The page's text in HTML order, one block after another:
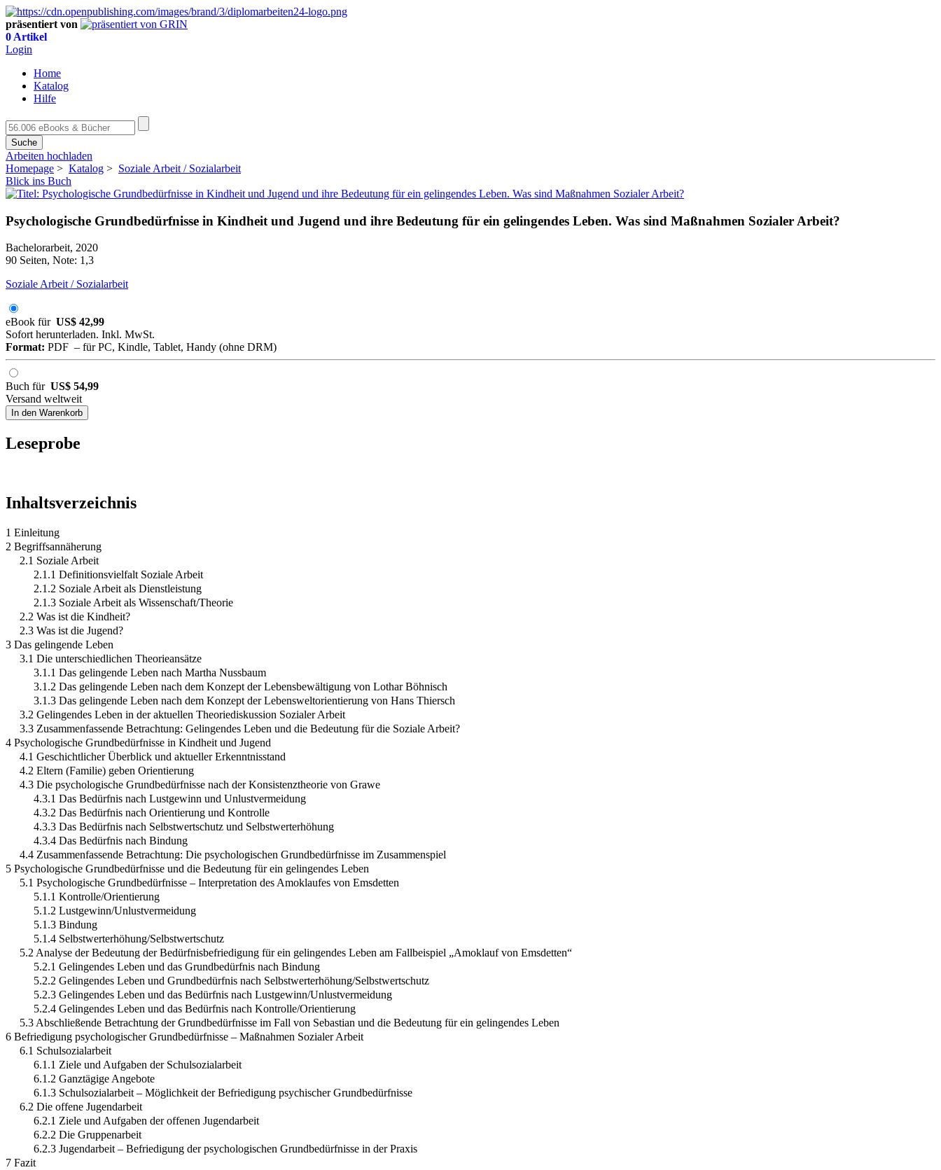
präsentiert von
0 Artikel
Login
Home
Katalog
Hilfe
Suche
Arbeiten hochladen
Homepage > Katalog > Soziale Arbeit / Sozialarbeit
Blick ins Buch
Psychologische Grundbedürfnisse in Kindheit und Jugend und ihre Bedeutung für ein gelingendes Leben. Was sind Maßnahmen Sozialer Arbeit?
Bachelorarbeit, 2020
90 Seiten, Note: 1,3
Soziale Arbeit / Sozialarbeit
eBook für US$ 42,99
Sofort herunterladen. Inkl. MwSt.
Format: PDF – für PC, Kindle, Tablet, Handy (ohne DRM)
Buch für US$ 54,99
Versand weltweit
In den Warenkorb
Leseprobe
Inhaltsverzeichnis
1 Einleitung
2 Begriffsannäherung
2.1 Soziale Arbeit
2.1.1 Definitionsvielfalt Soziale Arbeit
2.1.2 Soziale Arbeit als Dienstleistung
2.1.3 Soziale Arbeit als Wissenschaft/Theorie
2.2 Was ist die Kindheit?
2.3 Was ist die Jugend?
3 Das gelingende Leben
3.1 Die unterschiedlichen Theorieansätze
3.1.1 Das gelingende Leben nach Martha Nussbaum
3.1.2 Das gelingende Leben nach dem Konzept der Lebensbewältigung von Lothar Böhnisch
3.1.3 Das gelingende Leben nach dem Konzept der Lebensweltorientierung von Hans Thiersch
3.2 Gelingendes Leben in der aktuellen Theoriediskussion Sozialer Arbeit
3.3 Zusammenfassende Betrachtung: Gelingendes Leben und die Bedeutung für die Soziale Arbeit?
4 Psychologische Grundbedürfnisse in Kindheit und Jugend
4.1 Geschichtlicher Überblick und aktueller Erkenntnisstand
4.2 Eltern (Familie) geben Orientierung
4.3 Die psychologische Grundbedürfnisse nach der Konsistenztheorie von Grawe
4.3.1 Das Bedürfnis nach Lustgewinn und Unlustvermeidung
4.3.2 Das Bedürfnis nach Orientierung und Kontrolle
4.3.3 Das Bedürfnis nach Selbstwertschutz und Selbstwerterhöhung
4.3.4 Das Bedürfnis nach Bindung
4.4 Zusammenfassende Betrachtung: Die psychologischen Grundbedürfnisse im Zusammenspiel
5 Psychologische Grundbedürfnisse und die Bedeutung für ein gelingendes Leben
5.1 Psychologische Grundbedürfnisse – Interpretation des Amoklaufes von Emsdetten
5.1.1 Kontrolle/Orientierung
5.1.2 Lustgewinn/Unlustvermeidung
5.1.3 Bindung
5.1.4 Selbstwerterhöhung/Selbstwertschutz
5.2 Analyse der Bedeutung der Bedürfnisbefriedigung für ein gelingendes Leben am Fallbeispiel „Amoklauf von Emsdetten“
5.2.1 Gelingendes Leben und das Grundbedürfnis nach Bindung
5.2.2 Gelingendes Leben und Grundbedürfnis nach Selbstwerterhöhung/Selbstwertschutz
5.2.3 Gelingendes Leben und das Bedürfnis nach Lustgewinn/Unlustvermeidung
5.2.4 Gelingendes Leben und das Bedürfnis nach Kontrolle/Orientierung
5.3 Abschließende Betrachtung der Grundbedürfnisse im Fall von Sebastian und die Bedeutung für ein gelingendes Leben
6 Befriedigung psychologischer Grundbedürfnisse – Maßnahmen Sozialer Arbeit
6.1 Schulsozialarbeit
6.1.1 Ziele und Aufgaben der Schulsozialarbeit
6.1.2 Ganztägige Angebote
6.1.3 Schulsozialarbeit – Möglichkeit der Befriedigung psychischer Grundbedürfnisse
6.2 Die offene Jugendarbeit
6.2.1 Ziele und Aufgaben der offenen Jugendarbeit
6.2.2 Die Gruppenarbeit
6.2.3 Jugendarbeit – Befriedigung der psychologischen Grundbedürfnisse in der Praxis
7 Fazit